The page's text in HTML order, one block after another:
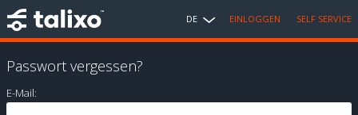
DE EINLOGGEN SELF SERVICE
Passwort vergessen?
E-Mail: